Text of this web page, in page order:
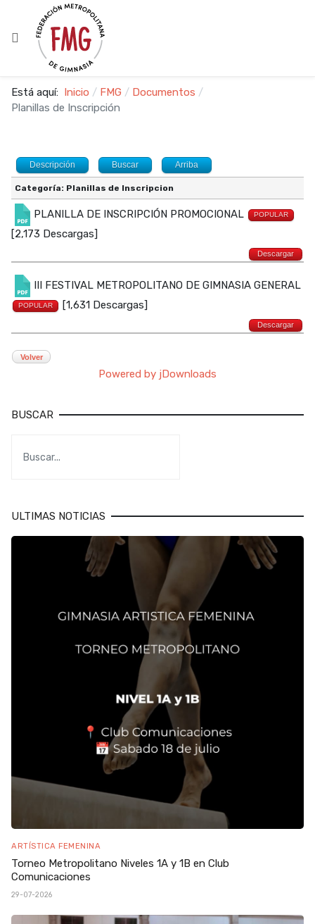
Está aquí: Inicio FMG
Documentos
Planillas de Inscripción
Descripción Buscar Arriba
Categoría: Planillas de Inscripcion
PLANILLA DE INSCRIPCIÓN PROMOCIONAL POPULAR
[2,173 Descargas]
Descargar
III FESTIVAL METROPOLITANO DE GIMNASIA GENERAL
POPULAR [1,631 Descargas]
Descargar
Volver
Powered by jDownloads
BUSCAR
ULTIMAS NOTICIAS
ARTÍSTICA FEMENINA
Torneo Metropolitano Niveles 1A y 1B en Club
Comunicaciones
29-07-2026